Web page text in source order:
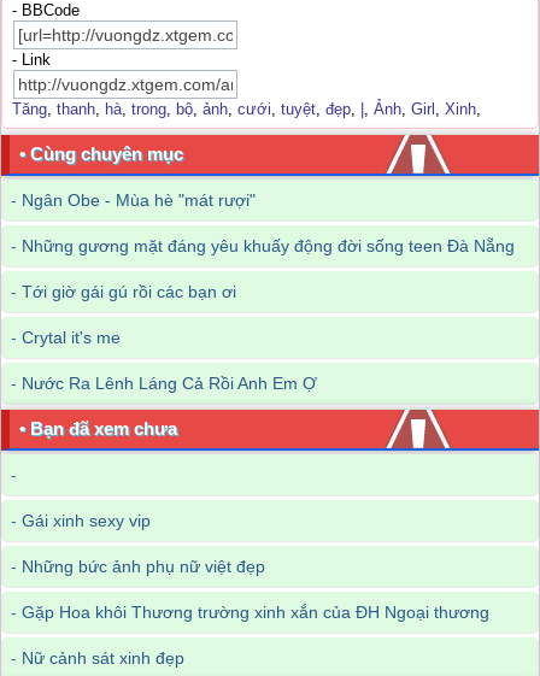
- BBCode
- Link
Tăng, thanh, hà, trong, bộ, ảnh, cưới, tuyệt, đẹp, , Ảnh, Girl , Xinh,
• Cùng chuyên mục
- Ngân Obe - Mùa hè "mát rượi"
- Những gương mặt đáng yêu khuấy động đời sống teen Đà Nẵng
- Tới giờ gái gú rồi các bạn ơi
- Crytal it's me
- Nước Ra Lênh Láng Cả Rồi Anh Em Ợ
• Bạn đã xem chưa
-
- Gái xinh sexy vip
- Những bức ảnh phụ nữ việt đẹp
- Gặp Hoa khôi Thương trường xinh xắn của ĐH Ngoại thương
- Nữ cảnh sát xinh đẹp